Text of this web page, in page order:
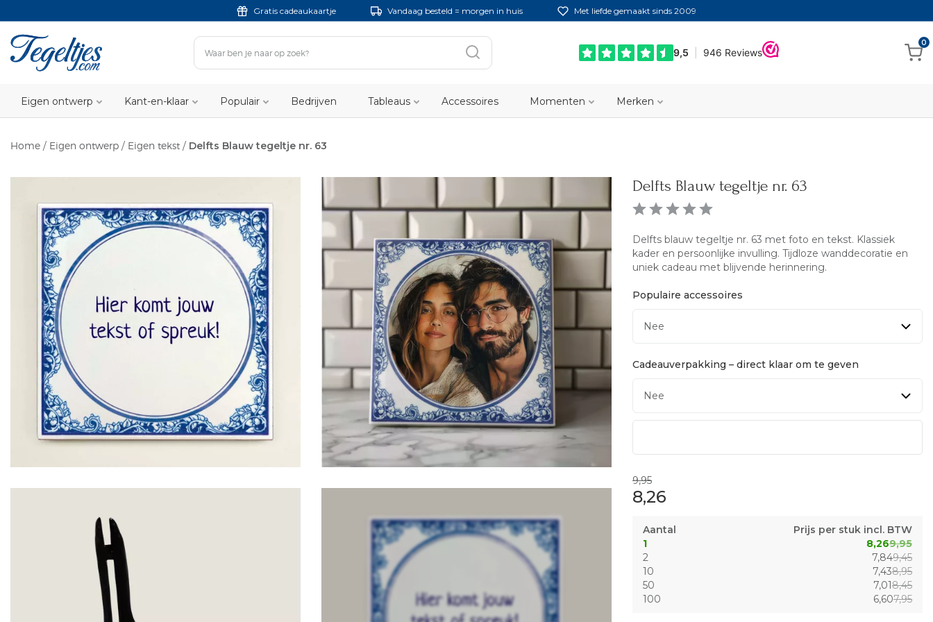
Gratis cadeaukaartje Vandaag besteld = morgen in huis Met liefde gemaakt sinds 2009
0
Eigen ontwerp Kant-en-klaar Populair Bedrijven Tableaus Accessoires Momenten Merken
Home / Eigen ontwerp / Eigen tekst / Delfts Blauw tegeltje nr. 63
Delfts Blauw tegeltje nr. 63
Delfts blauw tegeltje nr. 63 met foto en tekst. Klassiek
kader en persoonlijke invulling. Tijdloze wanddecoratie en
uniek cadeau met blijvende herinnering.
Populaire accessoires
Cadeauverpakking – direct klaar om te geven
9,95
8,26
Aantal
Prijs per stuk incl. BTW
1
9,95
8,26
2
9,45
7,84
10
8,95
7,43
50
8,45
7,01
100
7,95
6,60